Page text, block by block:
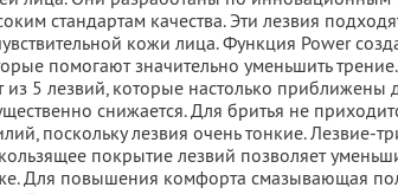
стандартам качества. Эти лезвия
кожи лица. Функция Power
помогают значительно уменьшить
из 5 лезвий, которые настолько приближены
снижается. Для бритья не
поскольку лезвия очень тонкие. Лезвие-
покрытие лезвий позволяет
Для повышения комфорта смазывающая